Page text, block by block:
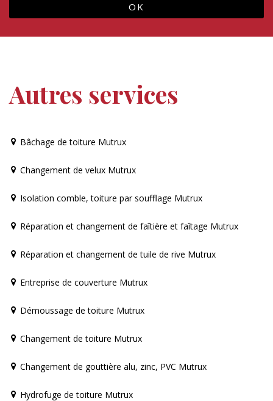
Autres services
Bâchage de toiture Mutrux
Changement de velux Mutrux
Isolation comble, toiture par soufflage Mutrux
Réparation et changement de faîtière et faîtage Mutrux
Réparation et changement de tuile de rive Mutrux
Entreprise de couverture Mutrux
Démoussage de toiture Mutrux
Changement de toiture Mutrux
Changement de gouttière alu, zinc, PVC Mutrux
Hydrofuge de toiture Mutrux